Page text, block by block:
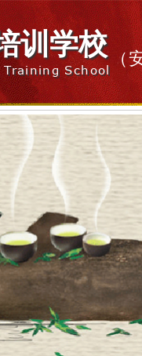
训学校
School
（